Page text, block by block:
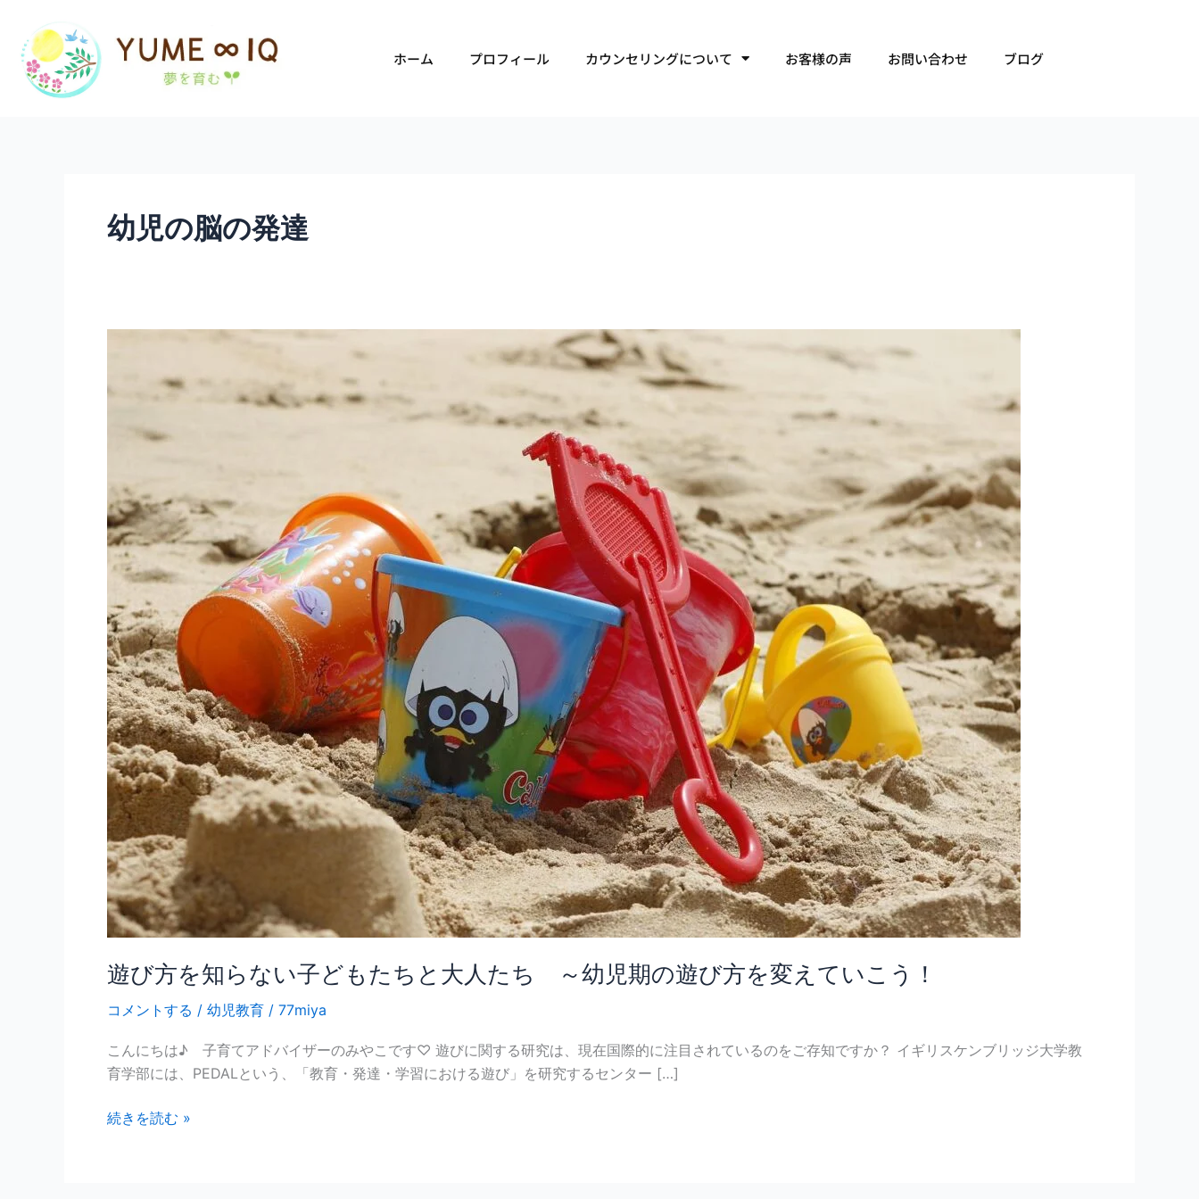
ホーム プロフィール カウンセリングについて お客様の声 お問い合わせ ブログ
幼児の脳の発達
遊び方を知らない子どもたちと大人たち ～幼児期の遊び方を変えていこう！
コメントする / 幼児教育 / 77miya
こんにちは♪ 子育てアドバイザーのみやこです♡ 遊びに関する研究は、現在国際的に注目されているのをご存知ですか？ イギリスケンブリッジ大学教
育学部には、PEDALという、「教育・発達・学習における遊び」を研究するセンター […]
方
い
子
ど
も
ち
と
大
人
た
ち
～
幼
児
期
の
遊
び
方
を
変
え
て
こ
う！
続きを読む »